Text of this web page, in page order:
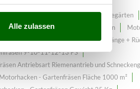
Alle zulassen
Hobby-Motorhacken für kleine Gemüsegärten
Motorhacken Loncin Motorhacken
Motorhacken - Gartenfräsen 3 Gänge +
9-10-11-12-13 PS
Antriebsart Riemenantrieb und
Motorhacken - Gartenfräsen Fläche 1000 m²